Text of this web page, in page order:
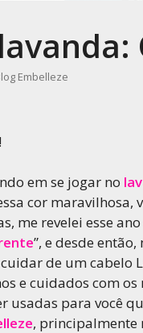
Embelleze
em se jogar no
cor maravilhosa,
me revelei esse
”, e desde
de um cabelo
e cuidados com
usadas para você
, principalmente